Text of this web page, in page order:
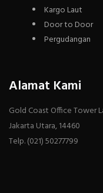
Kargo Laut
Door to Door
Pergudangan
Alamat Kami
Gold Coast Office Tower
Jakarta Utara, 14460
Telp. (021) 50277799